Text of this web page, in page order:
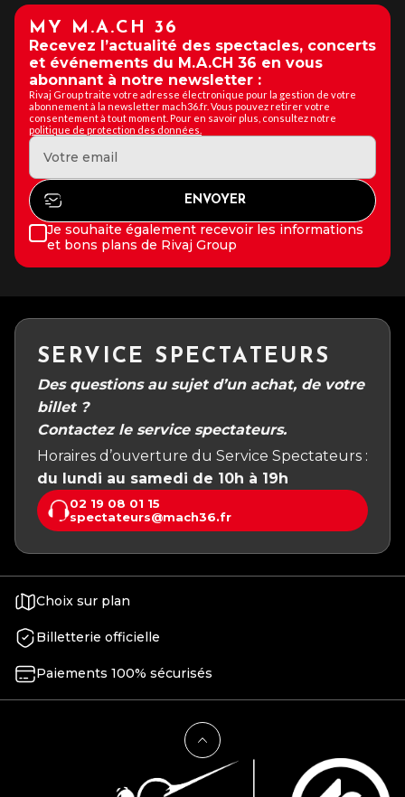
MY M.A.CH 36
Recevez l’actualité des spectacles, concerts
et événements du M.A.CH 36 en vous
abonnant à notre newsletter :
Rivaj Group traite votre adresse électronique pour la gestion de votre
abonnement à la newsletter mach36.fr. Vous pouvez retirer votre
consentement à tout moment. Pour en savoir plus, consultez notre
politique de protection des données.
Je souhaite également recevoir les informations
et bons plans de Rivaj Group
SERVICE SPECTATEURS
Des questions au sujet d’un achat, de votre
billet ?
Contactez le service spectateurs.
Horaires d’ouverture du Service Spectateurs :
du lundi au samedi de 10h à 19h
02 19 08 01 15
spectateurs@mach36.fr
Choix sur plan
Billetterie officielle
Paiements 100% sécurisés